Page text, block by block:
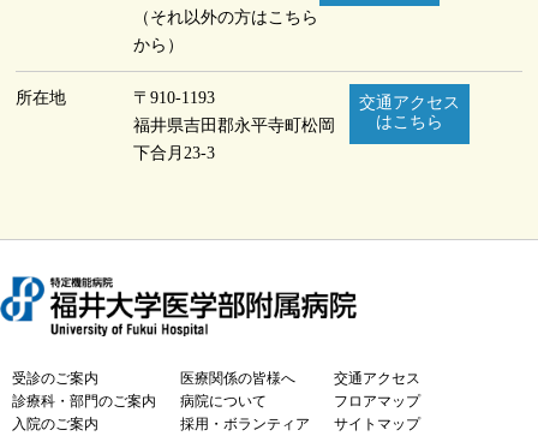
（それ以外の方はこちら
から）
所在地
〒910-1193
福井県吉田郡永平寺町松岡
下合月23-3
交通アクセス
はこちら
受診のご案内
診療科・部門のご案内
入院のご案内
医療関係の皆様へ
病院について
採用・ボランティア
交通アクセス
フロアマップ
サイトマップ